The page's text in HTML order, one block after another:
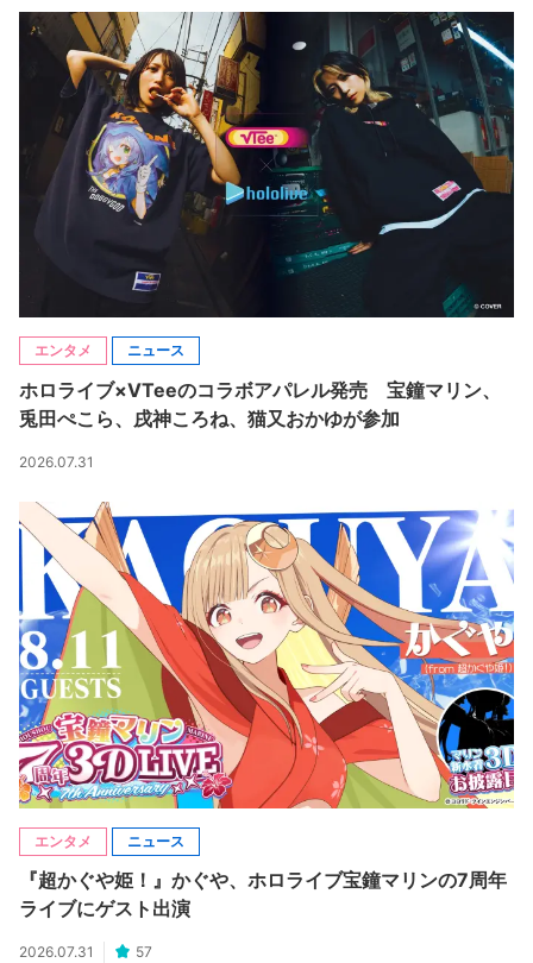
エンタメ ニュース
ホロライブ×VTeeのコラボアパレル発売 宝鐘マリン、
兎田ぺこら、戌神ころね、猫又おかゆが参加
2026.07.31
エンタメ ニュース
『超かぐや姫！』かぐや、ホロライブ宝鐘マリンの7周年
ライブにゲスト出演
2026.07.31 57